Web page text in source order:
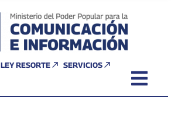
LEY RESORTE SERVICIOS